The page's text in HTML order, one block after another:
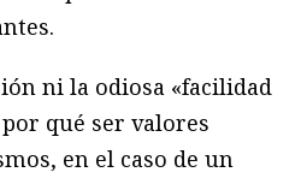
ni la odiosa «facilidad
qué ser valores
en el caso de un